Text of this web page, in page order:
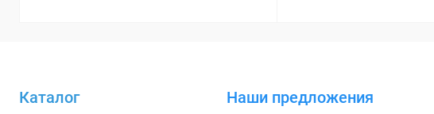
Каталог Наши предложения